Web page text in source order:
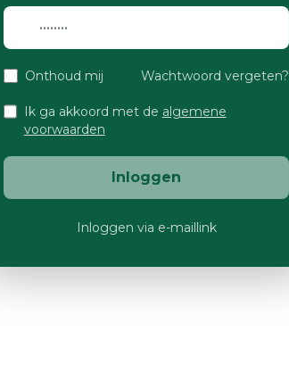
Onthoud mij Wachtwoord vergeten?
Ik ga akkoord met de algemene
voorwaarden
Inloggen
Inloggen via e-maillink